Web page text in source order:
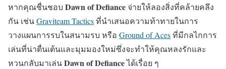
หากคุณชื่นชอบ Dawn of Defiance จ่ายให้ลองสิ่งที่คล้ายคลึง
กัน เช่นGraviteam Tacticsที่นำเสนอความท้าทายในการ
วางแผนการรบในสนามรบ หรือ Ground of Acesที่มีกลไกการ
เล่นที่น่าตื่นเต้นและมุมมองใหม่ซึ่งจะทำให้คุณหลงรักและ
หวนกลับมาเล่นDawn of Defianceได้เรื่อย ๆ